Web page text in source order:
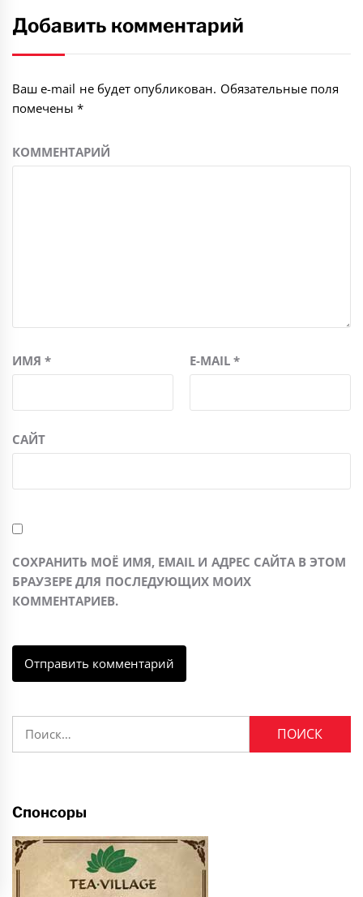
Добавить комментарий
Ваш e-mail не будет опубликован. Обязательные поля
помечены*
КОММЕНТАРИЙ
ИМЯ* E-MAIL*
САЙТ
СОХРАНИТЬ МОЁ ИМЯ, EMAIL И АДРЕС САЙТА В ЭТОМ
БРАУЗЕРЕ ДЛЯ ПОСЛЕДУЮЩИХ МОИХ
КОММЕНТАРИЕВ.
Найти:
Спонсоры